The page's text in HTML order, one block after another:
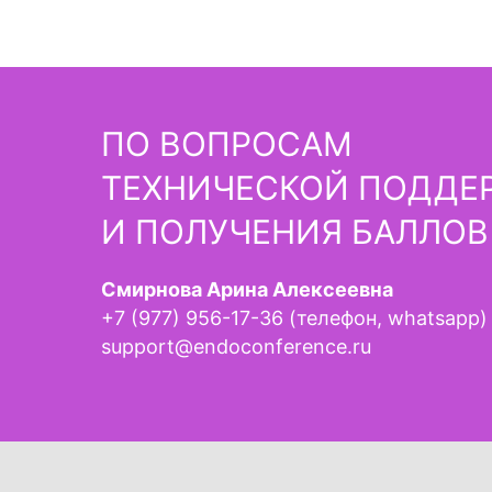
ПО ВОПРОСАМ
ТЕХНИЧЕСКОЙ
И ПОЛУЧЕНИЯ
Смирнова Арина Алексеевна
+7 (977) 956-17-36 (телефон, whatsapp)
support@endoconference.ru